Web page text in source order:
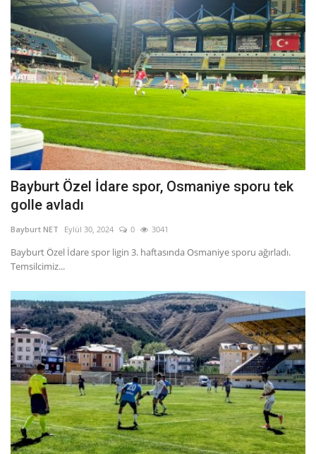
Bayburt Özel İdare spor, Osmaniye sporu tek
golle avladı
Bayburt NET Eylül 30, 2024 0 3041
Bayburt Özel İdare spor ligin 3. haftasında Osmaniye sporu ağırladı.
Temsilcimiz...